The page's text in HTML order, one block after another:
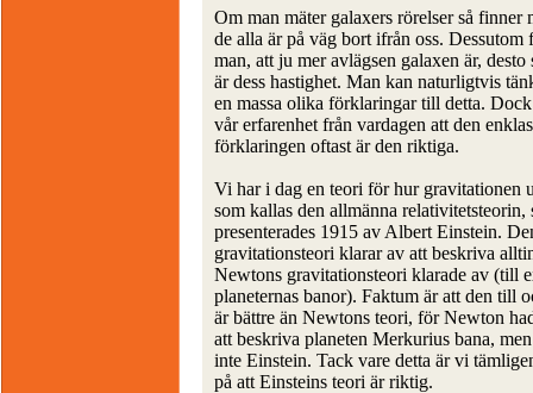
Om man mäter galaxers rörelser så finner
de alla är på väg bort ifrån oss. Dessutom
man, att ju mer avlägsen galaxen är, desto
är dess hastighet. Man kan naturligtvis
en massa olika förklaringar till detta.
vår erfarenhet från vardagen att den
förklaringen oftast är den riktiga.
Vi har i dag en teori för hur gravitationen
som kallas den allmänna relativitetsteorin,
presenterades 1915 av Albert Einstein.
gravitationsteori klarar av att beskriva
Newtons gravitationsteori klarade av (till
planeternas banor). Faktum är att den till
är bättre än Newtons teori, för Newton
att beskriva planeten Merkurius bana,
inte Einstein. Tack vare detta är vi
på att Einsteins teori är riktig.